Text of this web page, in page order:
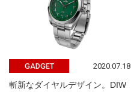
GADGET 2020.07.18
斬新なダイヤルデザイン。DIW